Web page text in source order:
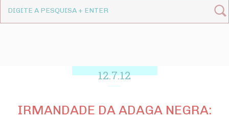
12.7.12
IRMANDADE DA ADAGA NEGRA: